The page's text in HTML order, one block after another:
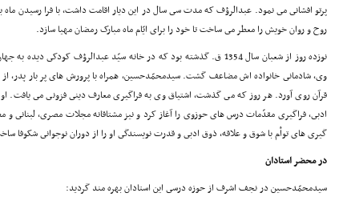
پرتو افشانى مى نمود. عبدالرؤف که مدت سى سال در این دیار اقامت داشت، با فرا رسیدن ماه
روح و روان خویش را معطر مى ساخت تا خود را براى ایّام ماه مبارک رمضان مهیا سازد.
نوزده روز از شعبان سال 1354 ق. گذشته بود که در خانه سیّد عبدالرؤف
وى، شادمانى خانواده اش مضاعف گشت. سیدمحمّدحسین، همراه با پرورش هاى پر بار پدر،
قرآن روى آورد. هر روز که مى گذشت، اشتیاق وى به فراگیرى معارف دینى فزونى مى یافت.
ادبى، فراگیرى مقدّمات درس هاى حوزوى را آغاز کرد و نیز مشتاقانه مجلات مصرى، لبنانى و
گیرى هاى توأم با شوق و علاقه، ذوق ادبى و قدرت نویسندگى او را از دوران نوجوانى شکوفا
در محضر استادان
سیدمحمّدحسین در نجف اشرف از حوزه درسى این استادان بهره مند گردید: